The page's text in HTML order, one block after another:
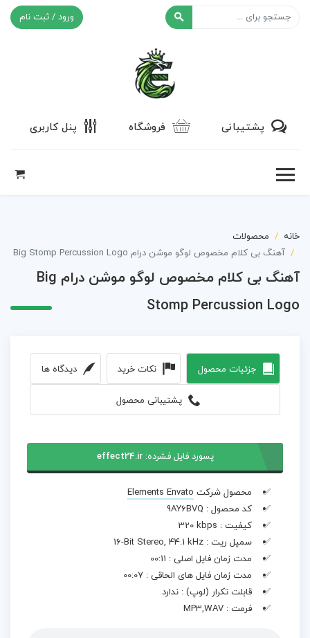
ورود / ثبت نام
پشتیبانی فروشگاه پنل کاربری
خانه
محصولات
آهنگ بی کلام مخصوص لوگو موشن درام Big Stomp Percussion Logo
آهنگ بی کلام مخصوص لوگو موشن درام Big
Stomp Percussion Logo
جزئیات محصول نکات خرید دیدگاه ها
پشتیبانی محصول
پسورد فایل فشرده:effect24.ir
محصول شرکت Elements Envato
کد محصول : 9AY6BVQ
کیفیت : 320 kbps
سمپل ریت : 16-Bit Stereo, 44.1 kHz
مدت زمان فایل اصلی : 00:11
مدت زمان فایل های الحاقی : 00:07
قابلت تکرار (لوپ) : ندارد
فرمت : MP3,WAV